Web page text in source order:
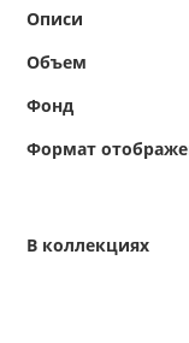
Описи
Объем
Фонд
Формат
В коллекциях